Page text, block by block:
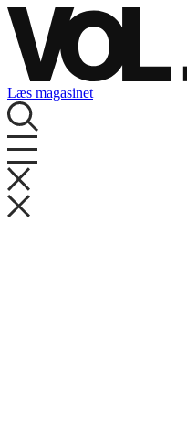
Videre
til
indhold
Læs magasinet